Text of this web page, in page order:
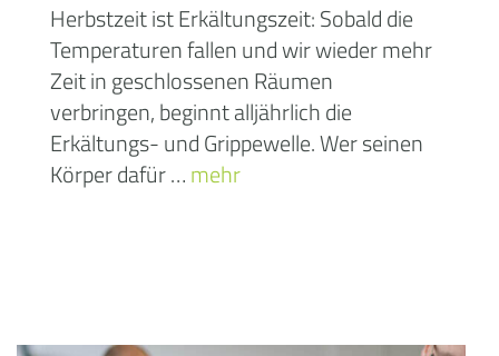
Herbstzeit ist Erkältungszeit: Sobald die
Temperaturen fallen und wir wieder mehr
Zeit in geschlossenen Räumen
verbringen, beginnt alljährlich die
Erkältungs- und Grippewelle. Wer seinen
Körper dafür …mehr